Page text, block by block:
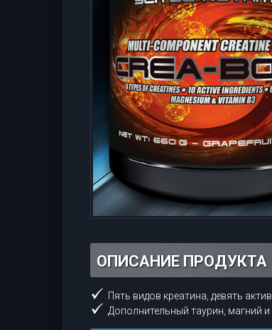
ОПИСАНИЕ ПРОДУКТА
Пять видов креатина, девять
Дополнительный таурин, магний и